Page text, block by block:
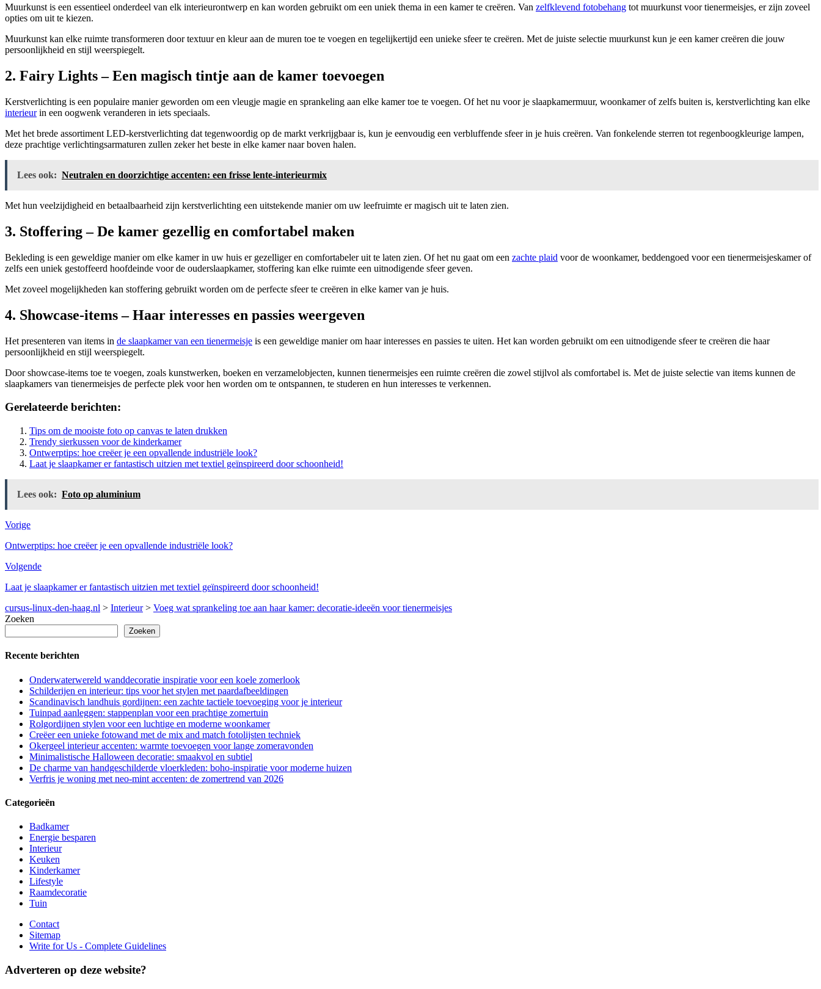
Muurkunst is een essentieel onderdeel van elk interieurontwerp en kan worden gebruikt om een uniek thema in een kamer te creëren. Van zelfklevend fotobehang tot muurkunst voor tienermeisjes, er zijn zoveel
opties om uit te kiezen.
Muurkunst kan elke ruimte transformeren door textuur en kleur aan de muren toe te voegen en tegelijkertijd een unieke sfeer te creëren. Met de juiste selectie muurkunst kun je een kamer creëren die jouw
persoonlijkheid en stijl weerspiegelt.
2. Fairy Lights – Een magisch tintje aan de kamer toevoegen
Kerstverlichting is een populaire manier geworden om een vleugje magie en sprankeling aan elke kamer toe te voegen. Of het nu voor je slaapkamermuur, woonkamer of zelfs buiten is, kerstverlichting kan elke
interieurin een oogwenk veranderen in iets speciaals.
Met het brede assortiment LED-kerstverlichting dat tegenwoordig op de markt verkrijgbaar is, kun je eenvoudig een verbluffende sfeer in je huis creëren. Van fonkelende sterren tot regenboogkleurige lampen,
deze prachtige verlichtingsarmaturen zullen zeker het beste in elke kamer naar boven halen.
Lees ook: Neutralen en doorzichtige accenten: een frisse lente-interieurmix
Met hun veelzijdigheid en betaalbaarheid zijn kerstverlichting een uitstekende manier om uw leefruimte er magisch uit te laten zien.
3. Stoffering – De kamer gezellig en comfortabel maken
Bekleding is een geweldige manier om elke kamer in uw huis er gezelliger en comfortabeler uit te laten zien. Of het nu gaat om een zachte plaid voor de woonkamer, beddengoed voor een tienermeisjeskamer of
zelfs een uniek gestoffeerd hoofdeinde voor de ouderslaapkamer, stoffering kan elke ruimte een uitnodigende sfeer geven.
Met zoveel mogelijkheden kan stoffering gebruikt worden om de perfecte sfeer te creëren in elke kamer van je huis.
4. Showcase-items – Haar interesses en passies weergeven
Het presenteren van items in de slaapkamer van een tienermeisje is een geweldige manier om haar interesses en passies te uiten. Het kan worden gebruikt om een uitnodigende sfeer te creëren die haar
persoonlijkheid en stijl weerspiegelt.
Door showcase-items toe te voegen, zoals kunstwerken, boeken en verzamelobjecten, kunnen tienermeisjes een ruimte creëren die zowel stijlvol als comfortabel is. Met de juiste selectie van items kunnen de
slaapkamers van tienermeisjes de perfecte plek voor hen worden om te ontspannen, te studeren en hun interesses te verkennen.
Gerelateerde berichten:
Tips om de mooiste foto op canvas te laten drukken
Trendy sierkussen voor de kinderkamer
Ontwerptips: hoe creëer je een opvallende industriële look?
Laat je slaapkamer er fantastisch uitzien met textiel geïnspireerd door schoonheid!
Lees ook: Foto op aluminium
Vorige
Ontwerptips: hoe creëer je een opvallende industriële look?
Volgende
Laat je slaapkamer er fantastisch uitzien met textiel geïnspireerd door schoonheid!
cursus-linux-den-haag.nl > Interieur> Voeg wat sprankeling toe aan haar kamer: decoratie-ideeën voor tienermeisjes
Zoeken
Zoeken
Recente berichten
Onderwaterwereld wanddecoratie inspiratie voor een koele zomerlook
Schilderijen en interieur: tips voor het stylen met paardafbeeldingen
Scandinavisch landhuis gordijnen: een zachte tactiele toevoeging voor je interieur
Tuinpad aanleggen: stappenplan voor een prachtige zomertuin
Rolgordijnen stylen voor een luchtige en moderne woonkamer
Creëer een unieke fotowand met de mix and match fotolijsten techniek
Okergeel interieur accenten: warmte toevoegen voor lange zomeravonden
Minimalistische Halloween decoratie: smaakvol en subtiel
De charme van handgeschilderde vloerkleden: boho-inspiratie voor moderne huizen
Verfris je woning met neo-mint accenten: de zomertrend van 2026
Categorieën
Badkamer
Energie besparen
Interieur
Keuken
Kinderkamer
Lifestyle
Raamdecoratie
Tuin
Contact
Sitemap
Write for Us - Complete Guidelines
Adverteren op deze website?